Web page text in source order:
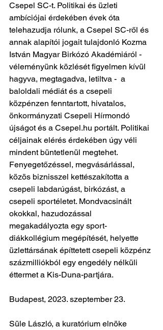
Csepel SC-t. Politikai és üzleti
ambíciójai érdekében évek óta
telehazudja rólunk, a Csepel SC-ről és
annak alapítói jogait tulajdonló Kozma
István Magyar Birkózó Akadémiáról -
véleményünk közlését figyelmen kívül
hagyva, megtagadva, letiltva -  a
baloldali médiát és a csepeli
közpénzen fenntartott, hivatalos,
önkormányzati Csepeli Hírmondó
újságot és a Csepel.hu portált. Politikai
céljainak elérés érdekében úgy véli
mindent büntetlenül megtehet.
Fenyegetőzéssel, megvásárlással,
közös biznisszel kettészakította a
csepeli labdarúgást, birkózást, a
csepeli sportéletet. Mondvacsinált
okokkal, hazudozással
megakadályozta egy sport-
diákkollégium megépítését, helyette
üzlettársának építtetett csepeli közpénz
százmilliókból egy engedély nélküli
éttermet a Kis-Duna-partjára.
Budapest, 2023. szeptember 23.
Süle László, a kuratórium elnöke